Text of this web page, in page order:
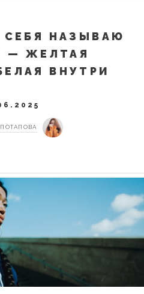
СЕБЯ НАЗЫВАЮ
— ЖЕЛТАЯ
ВНУТРИ